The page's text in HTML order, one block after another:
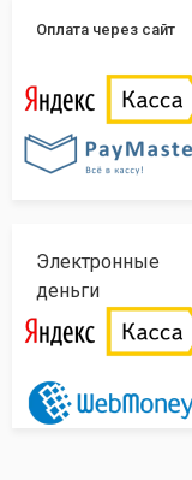
Оплата через сайт
Электронные
деньги